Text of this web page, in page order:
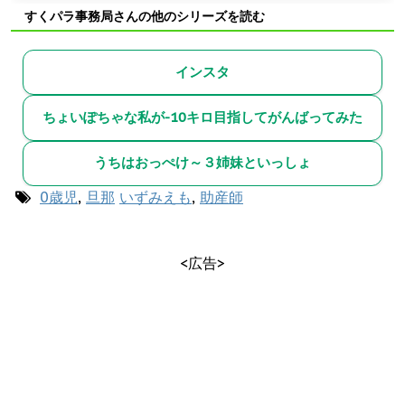
すくパラ事務局さんの他のシリーズを読む
インスタ
ちょいぽちゃな私が-10キロ目指してがんばってみた
うちはおっぺけ～３姉妹といっしょ
0歳児, 旦那 いずみえも, 助産師
<広告>